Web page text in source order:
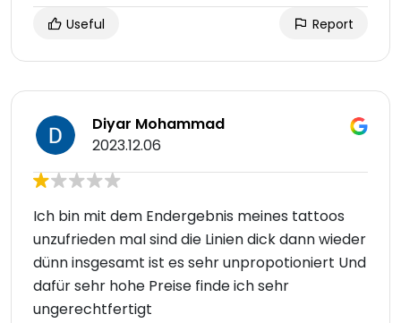
Useful Report
Diyar Mohammad
2023.12.06
Ich bin mit dem Endergebnis meines tattoos
unzufrieden mal sind die Linien dick dann wieder
dünn insgesamt ist es sehr unpropotioniert Und
dafür sehr hohe Preise finde ich sehr
ungerechtfertigt